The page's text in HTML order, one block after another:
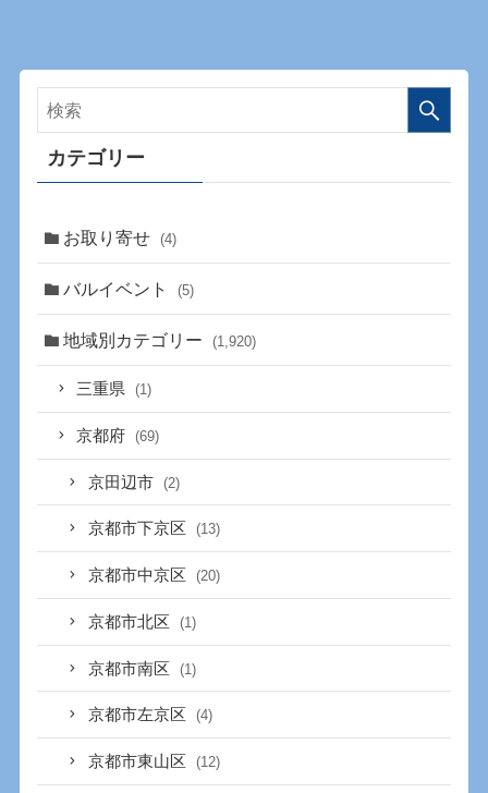
カテゴリー
お取り寄せ (4)
バルイベント (5)
地域別カテゴリー (1,920)
三重県 (1)
京都府 (69)
京田辺市 (2)
京都市下京区 (13)
京都市中京区 (20)
京都市北区 (1)
京都市南区 (1)
京都市左京区 (4)
京都市東山区 (12)